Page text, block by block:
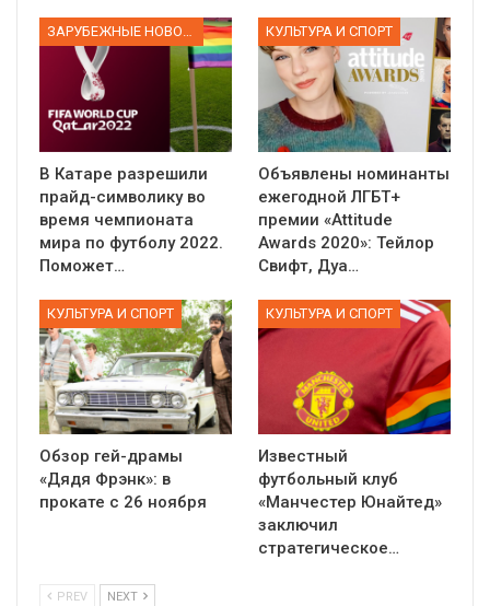
В Катаре разрешили
прайд-символику во
время чемпионата
мира по футболу 2022.
Поможет…
КУЛЬТУРА И СПОРТ
Объявлены номинанты
ежегодной ЛГБТ+
премии «Attitude
Awards 2020»: Тейлор
Свифт, Дуа…
КУЛЬТУРА И СПОРТ
Обзор гей-драмы
«Дядя Фрэнк»: в
прокате с 26 ноября
КУЛЬТУРА И СПОРТ
Известный
футбольный клуб
«Манчестер Юнайтед»
заключил
стратегическое…
PREV NEXT